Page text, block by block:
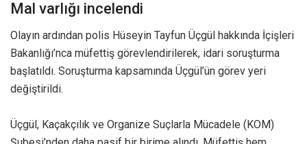
Mal varlığı incelendi
Olayın ardından polis Hüseyin Tayfun Üçgül hakkında İçişleri
Bakanlığı’nca müfettiş görevlendirilerek, idari soruşturma
başlatıldı. Soruşturma kapsamında Üçgül’ün görev yeri
değiştirildi.
Üçgül, Kaçakçılık ve Organize Suçlarla Mücadele (KOM)